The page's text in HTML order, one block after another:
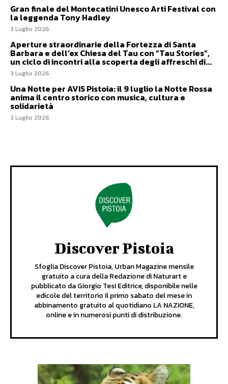
Gran finale del Montecatini Unesco Arti Festival con
la leggenda Tony Hadley
3 Luglio 2026
Aperture straordinarie della Fortezza di Santa
Barbara e dell’ex Chiesa del Tau con “Tau Stories”,
un ciclo di incontri alla scoperta degli affreschi di...
3 Luglio 2026
Una Notte per AVIS Pistoia: il 9 luglio la Notte Rossa
anima il centro storico con musica, cultura e
solidarietà
3 Luglio 2026
Discover Pistoia
Sfoglia Discover Pistoia, Urban Magazine mensile
gratuito a cura della Redazione di Naturart e
pubblicato da Giorgio Tesi Editrice, disponibile nelle
edicole del territorio il primo sabato del mese in
abbinamento gratuito al quotidiano LA NAZIONE,
online e in numerosi punti di distribuzione.